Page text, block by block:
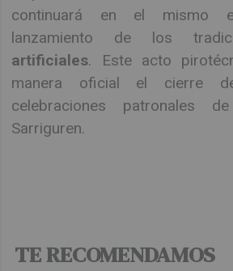
continuará en el mismo
lanzamiento de los
artificiales. Este acto
manera oficial el cierre
celebraciones patronales
Sarriguren.
TE RECOMENDAMOS